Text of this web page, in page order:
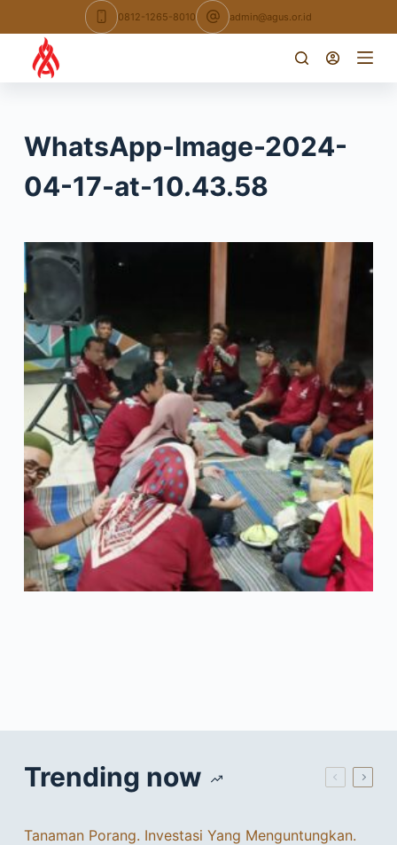
to
content
0812-1265-8010 admin@agus.or.id
WhatsApp-Image-2024-
04-17-at-10.43.58
Trending now
Tanaman Porang. Investasi Yang Menguntungkan.